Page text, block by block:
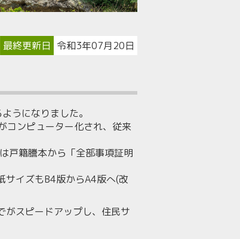
最終更新日 令和3年07月20日
うになりました。
コンピューター化され、従来
戸籍謄本から「全部事項証明
サイズもB4版からA4版へ(改
がスピードアップし、住民サ